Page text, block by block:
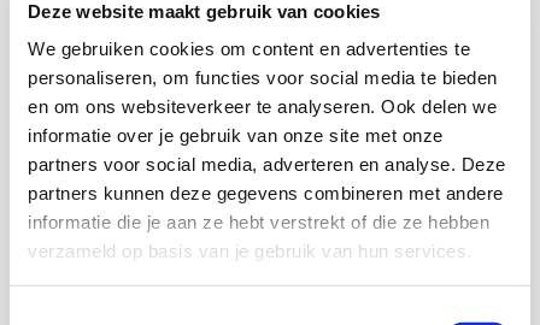
Deze website maakt gebruik van cookies
We gebruiken cookies om content en advertenties te
personaliseren, om functies voor social media te bieden
en om ons websiteverkeer te analyseren. Ook delen we
informatie over je gebruik van onze site met onze
partners voor social media, adverteren en analyse. Deze
partners kunnen deze gegevens combineren met andere
informatie die je aan ze hebt verstrekt of die ze hebben
verzameld op basis van je gebruik van hun services.